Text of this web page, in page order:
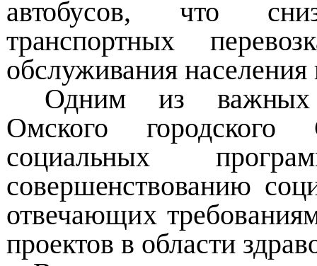
автобусов, что
транспортных
обслуживания
Одним из важных
Омского городского
социальных
совершенствованию
отвечающих
проектов в области